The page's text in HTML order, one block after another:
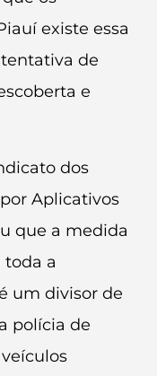
existe essa
de
e
dos
Aplicativos
que a medida
toda a
um divisor de
polícia de